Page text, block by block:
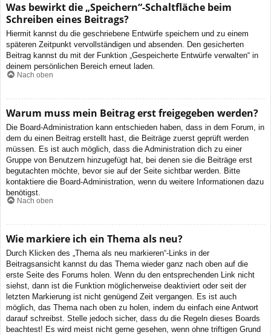
Was bewirkt die „Speichern“-Schaltfläche beim
Schreiben eines Beitrags?
Hiermit kannst du die geschriebene Entwürfe speichern und zu einem
späteren Zeitpunkt vervollständigen und absenden. Den gesicherten
Beitrag kannst du mit der Funktion „Gespeicherte Entwürfe verwalten“ in
deinem persönlichen Bereich erneut laden.
Nach oben
Warum muss mein Beitrag erst freigegeben werden?
Die Board-Administration kann entschieden haben, dass in dem Forum, in
dem du einen Beitrag erstellt hast, die Beiträge zuerst geprüft werden
müssen. Es ist auch möglich, dass die Administration dich zu einer
Gruppe von Benutzern hinzugefügt hat, bei denen sie die Beiträge erst
begutachten möchte, bevor sie auf der Seite sichtbar werden. Bitte
kontaktiere die Board-Administration, wenn du weitere Informationen dazu
benötigst.
Nach oben
Wie markiere ich ein Thema als neu?
Durch Klicken des „Thema als neu markieren“-Links in der
Beitragsansicht kannst du das Thema wieder ganz nach oben auf die
erste Seite des Forums holen. Wenn du den entsprechenden Link nicht
siehst, dann ist die Funktion möglicherweise deaktiviert oder seit der
letzten Markierung ist nicht genügend Zeit vergangen. Es ist auch
möglich, das Thema nach oben zu holen, indem du einfach eine Antwort
darauf schreibst. Stelle jedoch sicher, dass du die Regeln dieses Boards
beachtest! Es wird meist nicht gerne gesehen, wenn ohne triftigen Grund